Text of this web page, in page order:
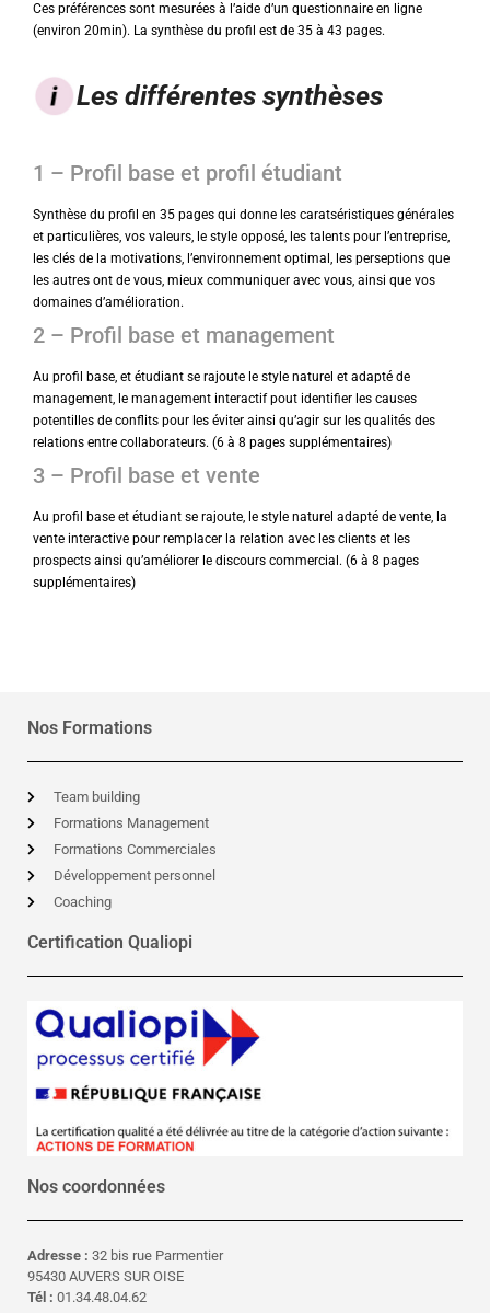
Ces préférences sont mesurées à l’aide d’un questionnaire en ligne
(environ 20min). La synthèse du profil est de 35 à 43 pages.
Les différentes synthèses
1 – Profil base et profil étudiant
Synthèse du profil en 35 pages qui donne les caratséristiques générales
et particulières, vos valeurs, le style opposé, les talents pour l’entreprise,
les clés de la motivations, l’environnement optimal, les perseptions que
les autres ont de vous, mieux communiquer avec vous, ainsi que vos
domaines d’amélioration.
2 – Profil base et management
Au profil base, et étudiant se rajoute le style naturel et adapté de
management, le management interactif pout identifier les causes
potentilles de conflits pour les éviter ainsi qu’agir sur les qualités des
relations entre collaborateurs. (6 à 8 pages supplémentaires)
3 – Profil base et vente
Au profil base et étudiant se rajoute, le style naturel adapté de vente, la
vente interactive pour remplacer la relation avec les clients et les
prospects ainsi qu’améliorer le discours commercial. (6 à 8 pages
supplémentaires)
Nos Formations
Team building
Formations Management
Formations Commerciales
Développement personnel
Coaching
Certification Qualiopi
Nos coordonnées
Adresse : 32 bis rue Parmentier
95430 AUVERS SUR OISE
Tél : 01.34.48.04.62